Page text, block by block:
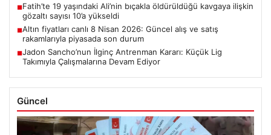
■Fatih’te 19 yaşındaki Ali’nin bıçakla öldürüldüğü kavgaya ilişkin
gözaltı sayısı 10’a yükseldi
■Altın fiyatları canlı 8 Nisan 2026: Güncel alış ve satış
rakamlarıyla piyasada son durum
■Jadon Sancho’nun İlginç Antrenman Kararı: Küçük Lig
Takımıyla Çalışmalarına Devam Ediyor
Güncel